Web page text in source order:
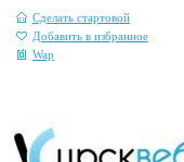
Сделать стартовой
Добавить в избранное
Wap